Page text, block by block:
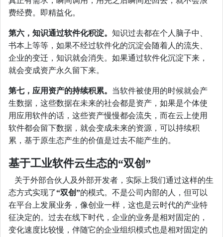
费经费。即精益化。
第六，知识通过软件化积淀。 知识过去都在个人脑子中、
书本上等等，如果不经过软件化的沉淀会随着人的流失、
企业的变迁，知识就会消失。如果通过软件化沉淀下来，
就会变成资产永久留下来。
第七，应用资产的持续积累。 当软件被使用的时候就会产
生数据，这些数据在未来的社会都是资产，如果是个体使
用应用软件的话，这些资产慢慢都会流失，而在云上使用
软件都会留下数据，就会变成未来的资源，可以持续积
累，基于原生态产生的价值是过去不能产生的。
基于工业软件云生态的“双创”
关于外部合伙人及外部开发者，实际上我们通过这样的生
态方式实现了“双创”的模式。不是公司内部的人，但可以
在平台上发展业务，像创业一样，这也是云时代的产业特
征决定的。过去在线下时代，企业的业务是相对固定的，
变化速度比较慢，伴随它的企业组织模式也是相对固定的